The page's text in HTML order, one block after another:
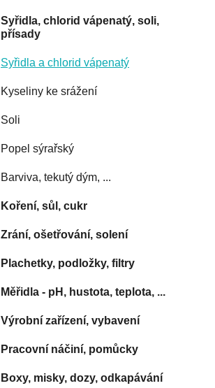
Syřidla, chlorid vápenatý, soli,
přísady
Syřidla a chlorid vápenatý
Kyseliny ke srážení
Soli
Popel sýrařský
Barviva, tekutý dým, ...
Koření, sůl, cukr
Zrání, ošetřování, solení
Plachetky, podložky, filtry
Měřidla - pH, hustota, teplota, ...
Výrobní zařízení, vybavení
Pracovní náčiní, pomůcky
Boxy, misky, dozy, odkapávání